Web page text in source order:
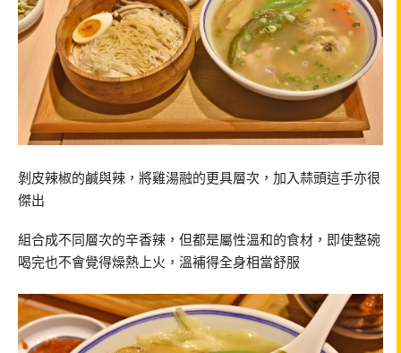
剝皮辣椒的鹹與辣，將雞湯融的更具層次，加入蒜頭這手亦很
傑出
組合成不同層次的辛香辣，但都是屬性溫和的食材，即使整碗
喝完也不會覺得燥熱上火，溫補得全身相當舒服